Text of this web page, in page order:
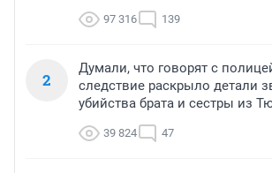
97 316 139
2
Думали, что говорят с
следствие раскрыло детали
убийства брата и сестры из
39 824 47